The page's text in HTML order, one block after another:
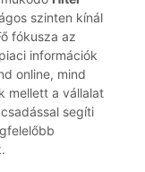
szinten kínál
fókusza az
információk
online, mind
mellett a vállalat
segíti